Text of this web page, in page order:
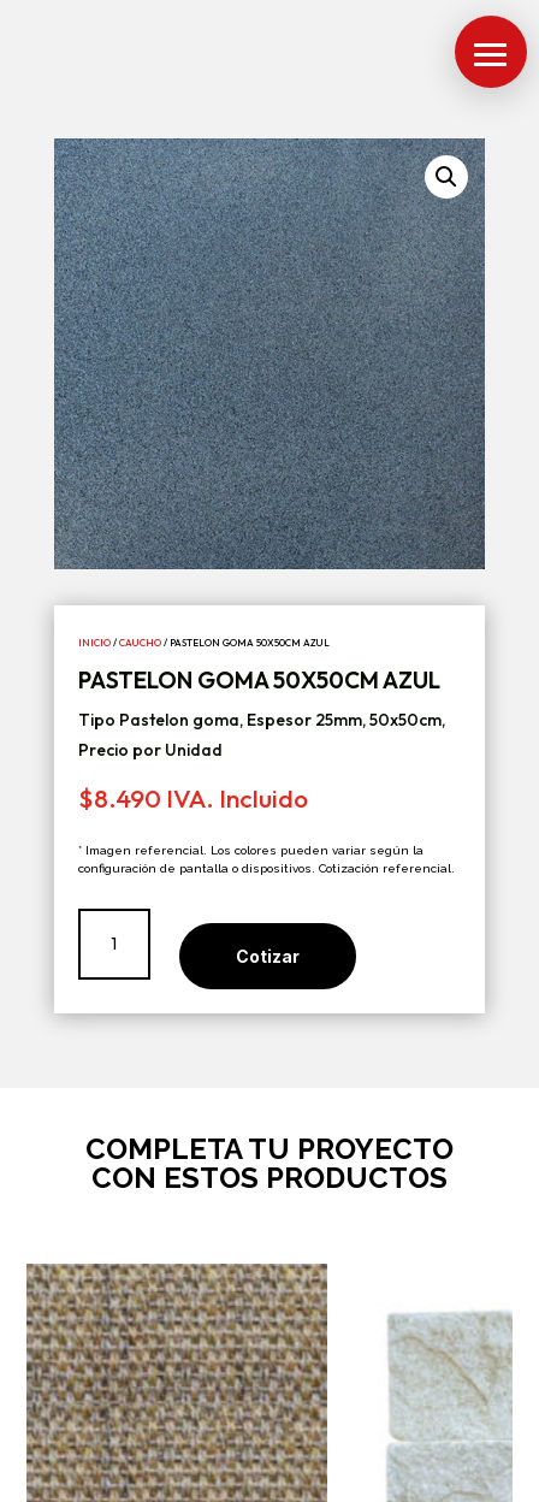
INICIO/ CAUCHO/ PASTELON GOMA 50X50CM AZUL
PASTELON GOMA 50X50CM AZUL
Tipo Pastelon goma, Espesor 25mm, 50x50cm,
Precio por Unidad
$8.490 IVA. Incluido
* Imagen referencial. Los colores pueden variar según la
configuración de pantalla o dispositivos. Cotización referencial.
Goma
50x50cm
Cotizar
COMPLETA TU PROYECTO
CON ESTOS PRODUCTOS